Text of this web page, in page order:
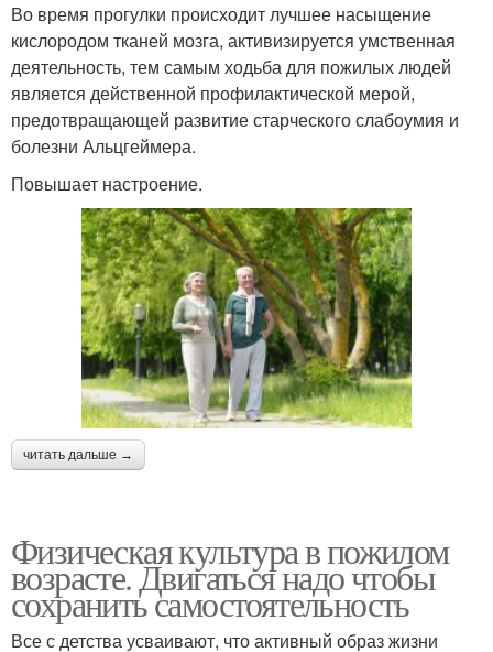
Во время прогулки происходит лучшее насыщение
кислородом тканей мозга, активизируется умственная
деятельность, тем самым ходьба для пожилых людей
является действенной профилактической мерой,
предотвращающей развитие старческого слабоумия и
болезни Альцгеймера.
Повышает настроение.
читать дальше →
Физическая культура в пожилом
возрасте. Двигаться надо чтобы
сохранить самостоятельность
Все с детства усваивают, что активный образ жизни